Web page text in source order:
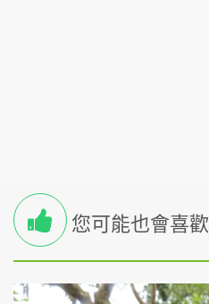
您可能也會喜歡